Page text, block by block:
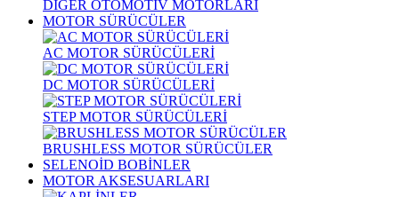
DİĞER OTOMOTİV MOTORLARI
MOTOR SÜRÜCÜLER
AC MOTOR SÜRÜCÜLERİ
DC MOTOR SÜRÜCÜLERİ
STEP MOTOR SÜRÜCÜLERİ
BRUSHLESS MOTOR SÜRÜCÜLER
SELENOİD BOBİNLER
MOTOR AKSESUARLARI